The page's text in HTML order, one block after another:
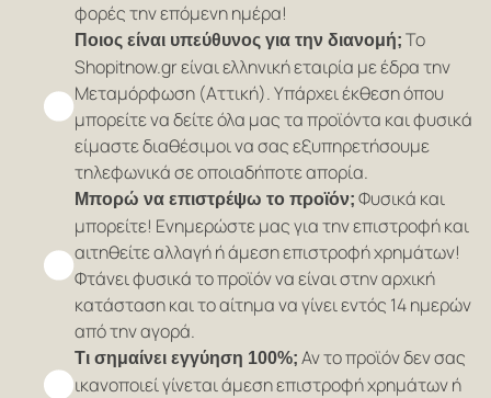
φορές την επόμενη ημέρα!
Ποιος είναι υπεύθυνος για την διανομή; Το
Shopitnow.gr είναι ελληνική εταιρία με έδρα την
Μεταμόρφωση (Αττική). Υπάρχει έκθεση όπου
μπορείτε να δείτε όλα μας τα προϊόντα και φυσικά
είμαστε διαθέσιμοι να σας εξυπηρετήσουμε
τηλεφωνικά σε οποιαδήποτε απορία.
Μπορώ να επιστρέψω το προϊόν; Φυσικά και
μπορείτε! Ενημερώστε μας για την επιστροφή και
αιτηθείτε αλλαγή ή άμεση επιστροφή χρημάτων!
Φτάνει φυσικά το προϊόν να είναι στην αρχική
κατάσταση και το αίτημα να γίνει εντός 14 ημερών
από την αγορά.
Τι σημαίνει εγγύηση 100%; Αν το προϊόν δεν σας
ικανοποιεί γίνεται άμεση επιστροφή χρημάτων ή